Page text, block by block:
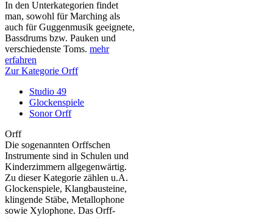
In den Unterkategorien findet
man, sowohl für Marching als
auch für Guggenmusik geeignete,
Bassdrums bzw. Pauken und
verschiedenste Toms. mehr
erfahren
Zur Kategorie Orff
Studio 49
Glockenspiele
Sonor Orff
Orff
Die sogenannten Orffschen
Instrumente sind in Schulen und
Kinderzimmern allgegenwärtig.
Zu dieser Kategorie zählen u.A.
Glockenspiele, Klangbausteine,
klingende Stäbe, Metallophone
sowie Xylophone. Das Orff-